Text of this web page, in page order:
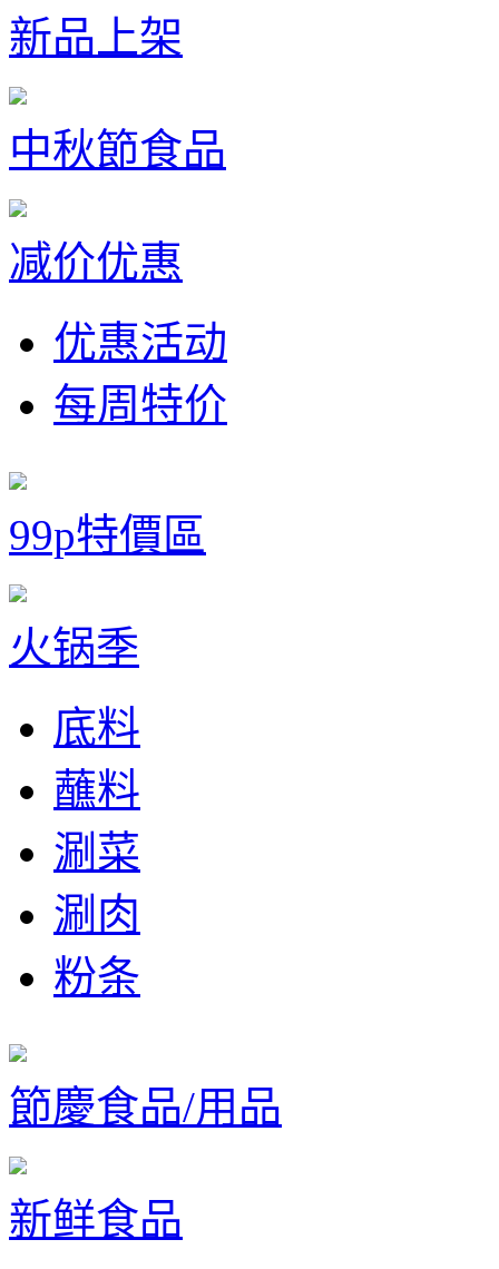
新品上架
中秋節食品
减价优惠
优惠活动
每周特价
99p特價區
火锅季
底料
蘸料
涮菜
涮肉
粉条
節慶食品/用品
新鲜食品